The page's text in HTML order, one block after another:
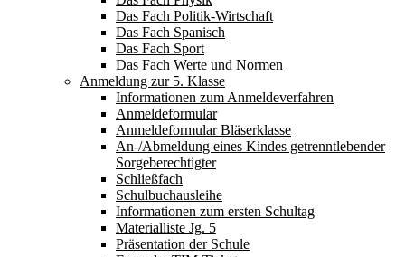
Das Fach Politik-Wirtschaft
Das Fach Spanisch
Das Fach Sport
Das Fach Werte und Normen
Anmeldung zur 5. Klasse
Informationen zum Anmeldeverfahren
Anmeldeformular
Anmeldeformular Bläserklasse
An-/Abmeldung eines Kindes getrenntlebender
Sorgeberechtigter
Schließfach
Schulbuchausleihe
Informationen zum ersten Schultag
Materialliste Jg. 5
Präsentation der Schule